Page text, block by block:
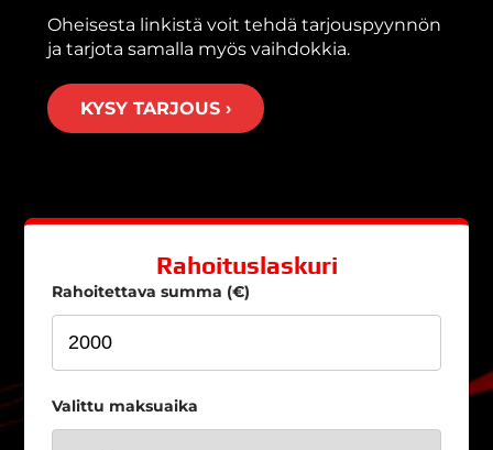
Oheisesta linkistä voit tehdä tarjouspyynnön
ja tarjota samalla myös vaihdokkia.
KYSY TARJOUS ›
Rahoituslaskuri
Rahoitettava summa (€)
Valittu maksuaika